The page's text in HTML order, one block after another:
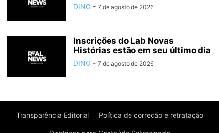
DINO - 7 de agosto de 2026
Inscrições do Lab Novas
Histórias estão em seu último dia
DINO - 7 de agosto de 2026
Transparência Editorial Política de correção e retratação